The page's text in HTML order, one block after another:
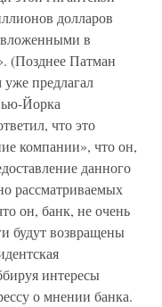
долларов
вложенными в
(Позднее Патман
предлагал
Йорка
что это
компании», что он,
данного
рассматриваемых
он, банк, не очень
будут возвращены
интересы
о мнении банка.